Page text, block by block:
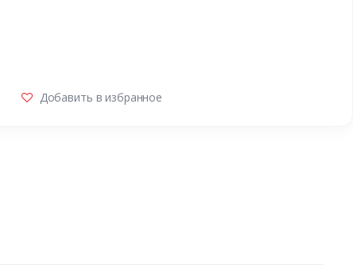
Добавить в избранное